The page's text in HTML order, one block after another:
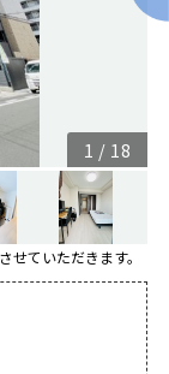
1 / 18
ていただきます。